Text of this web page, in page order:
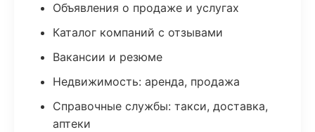
Объявления о продаже и услугах
Каталог компаний с отзывами
Вакансии и резюме
Недвижимость: аренда, продажа
Справочные службы: такси, доставка,
аптеки